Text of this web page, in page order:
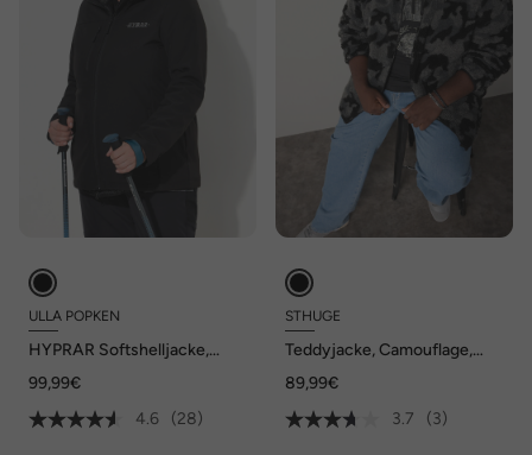
ULLA POPKEN
HYPRAR Softshelljacke,
Reflektor
99,99€
4.6
(28)
STHUGE
Teddyjacke, Camouflage,
89,99€
3.7
(3)